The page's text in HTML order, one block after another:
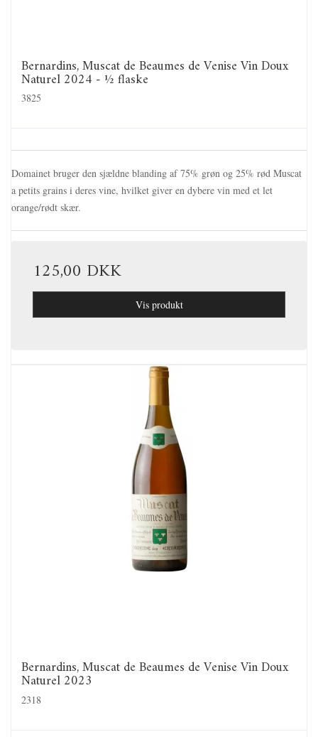
Bernardins, Muscat de Beaumes de Venise Vin Doux
Naturel 2024 - ½ flaske
3825
Domainet bruger den sjældne blanding af 75% grøn og 25% rød Muscat
a petits grains i deres vine, hvilket giver en dybere vin med et let
orange/rødt skær.
125,00 DKK
Vis produkt
Bernardins, Muscat de Beaumes de Venise Vin Doux
Naturel 2023
2318